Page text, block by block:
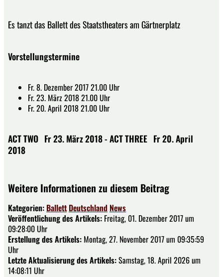
Es tanzt das Ballett des Staatstheaters am Gärtnerplatz
Vorstellungstermine
Fr. 8. Dezember 2017 21.00 Uhr
Fr. 23. März 2018 21.00 Uhr
Fr. 20. April 2018 21.00 Uhr
ACT TWO Fr 23. März 2018 -ACT THREE Fr 20. April
2018
Weitere Informationen zu diesem Beitrag
Kategorien: Ballett Deutschland News
Veröffentlichung des Artikels: Freitag, 01. Dezember 2017 um
09:28:00 Uhr
Erstellung des Artikels: Montag, 27. November 2017 um 09:35:59
Uhr
Letzte Aktualisierung des Artikels:Samstag, 18. April 2026 um
14:08:11 Uhr